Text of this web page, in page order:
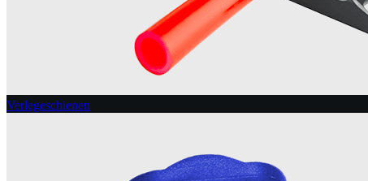
Verlegeschienen